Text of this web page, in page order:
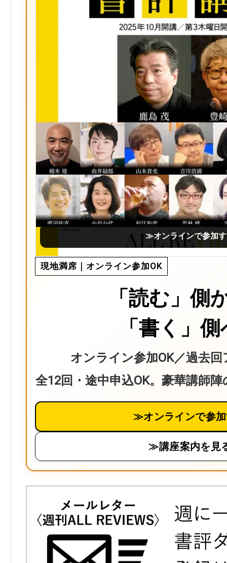
≫オンラインで参加
現地満席｜オンライン参加OK
「読む」側
「書く」
オンライン参加OK／過去
全12回・途中申込OK。豪華講師
≫オンラインで参
≫講座案内を見